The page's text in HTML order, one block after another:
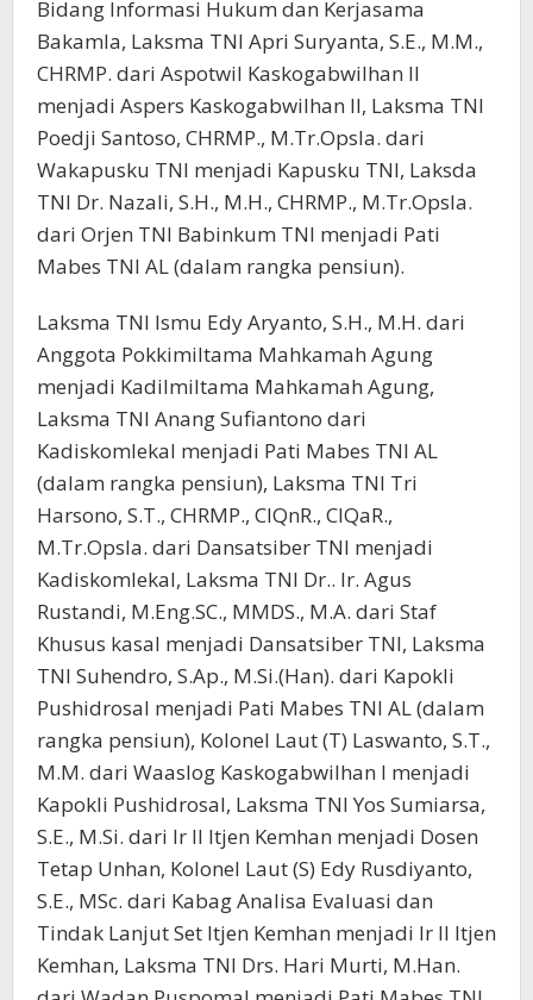
Bidang Informasi Hukum dan Kerjasama
Bakamla, Laksma TNI Apri Suryanta, S.E., M.M.,
CHRMP. dari Aspotwil Kaskogabwilhan II
menjadi Aspers Kaskogabwilhan II, Laksma TNI
Poedji Santoso, CHRMP., M.Tr.Opsla. dari
Wakapusku TNI menjadi Kapusku TNI, Laksda
TNI Dr. Nazali, S.H., M.H., CHRMP., M.Tr.Opsla.
dari Orjen TNI Babinkum TNI menjadi Pati
Mabes TNI AL (dalam rangka pensiun).
Laksma TNI Ismu Edy Aryanto, S.H., M.H. dari
Anggota Pokkimiltama Mahkamah Agung
menjadi Kadilmiltama Mahkamah Agung,
Laksma TNI Anang Sufiantono dari
Kadiskomlekal menjadi Pati Mabes TNI AL
(dalam rangka pensiun), Laksma TNI Tri
Harsono, S.T., CHRMP., CIQnR., CIQaR.,
M.Tr.Opsla. dari Dansatsiber TNI menjadi
Kadiskomlekal, Laksma TNI Dr.. Ir. Agus
Rustandi, M.Eng.SC., MMDS., M.A. dari Staf
Khusus kasal menjadi Dansatsiber TNI, Laksma
TNI Suhendro, S.Ap., M.Si.(Han). dari Kapokli
Pushidrosal menjadi Pati Mabes TNI AL (dalam
rangka pensiun), Kolonel Laut (T) Laswanto, S.T.,
M.M. dari Waaslog Kaskogabwilhan I menjadi
Kapokli Pushidrosal, Laksma TNI Yos Sumiarsa,
S.E., M.Si. dari Ir II Itjen Kemhan menjadi Dosen
Tetap Unhan, Kolonel Laut (S) Edy Rusdiyanto,
S.E., MSc. dari Kabag Analisa Evaluasi dan
Tindak Lanjut Set Itjen Kemhan menjadi Ir II Itjen
Kemhan, Laksma TNI Drs. Hari Murti, M.Han.